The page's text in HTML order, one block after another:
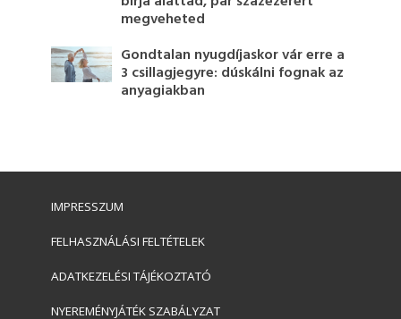
megveheted
Gondtalan nyugdíjaskor vár erre a
3 csillagjegyre: dúskálni fognak az
anyagiakban
IMPRESSZUM
FELHASZNÁLÁSI FELTÉTELEK
ADATKEZELÉSI TÁJÉKOZTATÓ
NYEREMÉNYJÁTÉK SZABÁLYZAT